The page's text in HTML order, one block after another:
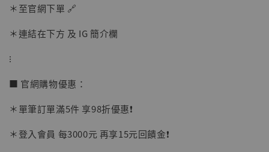
NT$ 1,500
＊至官網下單 🔗
＊連結在下方 及 IG 簡介欄
⁝
■ 官網購物優惠：
＊單筆訂單滿5件 享98折優惠❗️
＊登入會員 每3000元 再享15元回饋金❗️